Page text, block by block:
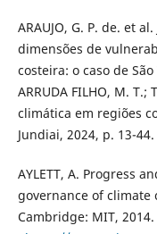
ARAUJO, G. P. de. et
dimensões de
costeira: o caso de São
ARRUDA FILHO, M. T.;
climática em regiões
Jundiai, 2024, p. 13-44.
AYLETT, A. Progress
governance of climate
Cambridge: MIT,